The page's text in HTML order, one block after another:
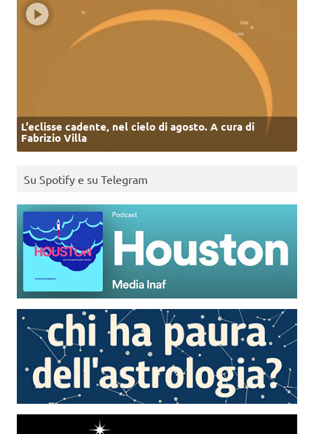
L’eclisse cadente, nel cielo di agosto. A cura di
Fabrizio Villa
Su Spotify e su Telegram